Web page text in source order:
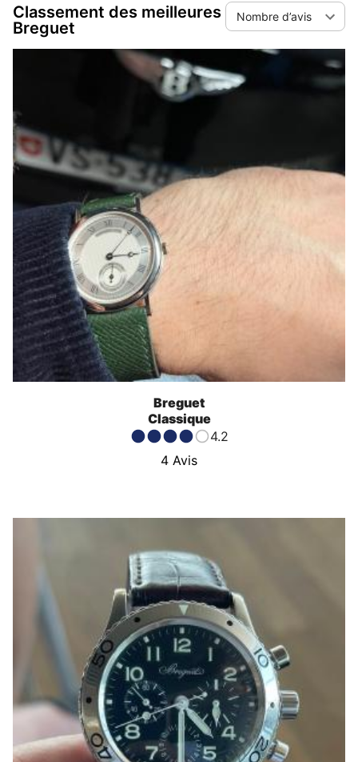
Classement des meilleures
Breguet
Nombre d’avis
Breguet
Classique
4.2
4 Avis